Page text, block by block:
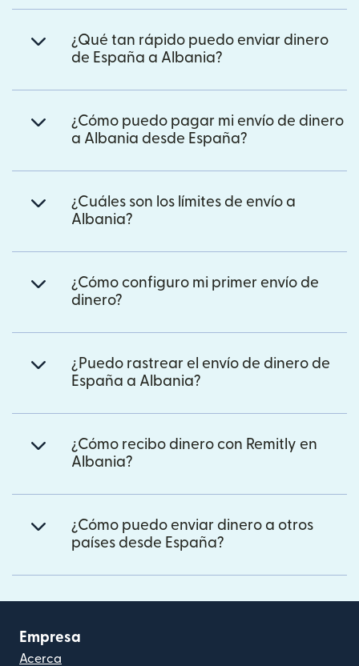
¿Qué tan rápido puedo enviar dinero
de España a Albania?
¿Cómo puedo pagar mi envío de dinero
a Albania desde España?
¿Cuáles son los límites de envío a
Albania?
¿Cómo configuro mi primer envío de
dinero?
¿Puedo rastrear el envío de dinero de
España a Albania?
¿Cómo recibo dinero con Remitly en
Albania?
¿Cómo puedo enviar dinero a otros
países desde España?
Empresa
Acerca